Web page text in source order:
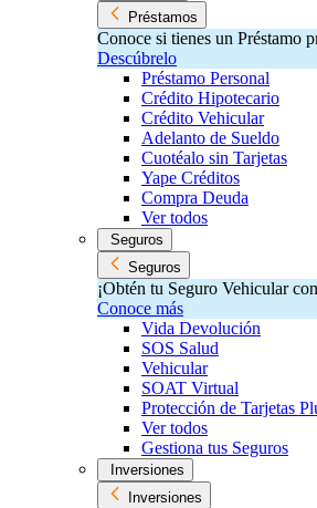
Préstamos
Conoce si tienes un Préstamo
Descúbrelo
Préstamo Personal
Crédito Hipotecario
Crédito Vehicular
Adelanto de Sueldo
Cuotéalo sin Tarjetas
Yape Créditos
Compra Deuda
Ver todos
Seguros
Seguros
¡Obtén tu Seguro Vehicular
Conoce más
Vida Devolución
SOS Salud
Vehicular
SOAT Virtual
Protección de Tarjetas
Ver todos
Gestiona tus Seguros
Inversiones
Inversiones